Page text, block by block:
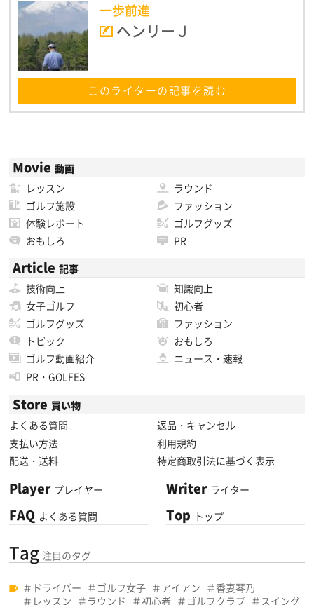
一歩前進
ヘンリーＪ
このライターの記事を読む
Movie 動画
レッスン
ラウンド
ゴルフ施設
ファッション
体験レポート
ゴルフグッズ
おもしろ
PR
Article 記事
技術向上
知識向上
女子ゴルフ
初心者
ゴルフグッズ
ファッション
トピック
おもしろ
ゴルフ動画紹介
ニュース・速報
PR・GOLFES
Store 買い物
よくある質問
返品・キャンセル
支払い方法
利用規約
配送・送料
特定商取引法に基づく表示
Player プレイヤー
FAQ よくある質問
Writer ライター
Top トップ
Tag 注目のタグ
ドライバー ゴルフ女子 アイアン
香妻琴乃
レッスン
ラウンド 初心者 ゴルフクラブ スイング